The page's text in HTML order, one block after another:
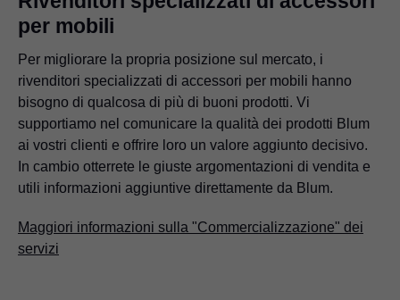
per mobili
Per migliorare la propria posizione sul mercato, i
rivenditori specializzati di accessori per mobili hanno
bisogno di qualcosa di più di buoni prodotti. Vi
supportiamo nel comunicare la qualità dei prodotti Blum
ai vostri clienti e offrire loro un valore aggiunto decisivo.
In cambio otterrete le giuste argomentazioni di vendita e
utili informazioni aggiuntive direttamente da Blum.
Maggiori informazioni sulla "Commercializzazione" dei
servizi